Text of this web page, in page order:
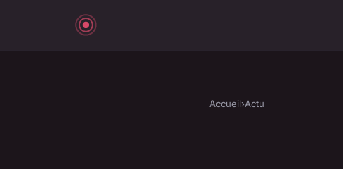
Accueil›Actu